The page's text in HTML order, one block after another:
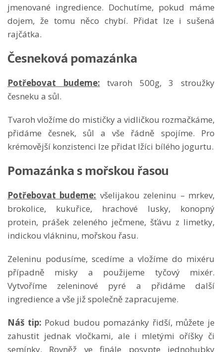
jmenované ingredience. Dochutíme, pokud máme
dojem, že tomu něco chybí. Přidat lze i sušená
rajčátka.
Česneková pomazánka
Potřebovat budeme: tvaroh 500g, 3 stroužky
česneku a sůl.
Tvaroh vložíme do mističky a vidličkou rozmačkáme,
přidáme česnek, sůl a vše řádně spojíme. Pro
krémovější konzistenci lze přidat lžíci bílého jogurtu.
Pomazánka s mořskou řasou
Potřebovat budeme: všelijakou zeleninu – mrkev,
brokolice, kukuřice, hrachové lusky, konopný
protein, prášek zeleného ječmene, šťávu z limetky,
indickou vlákninu, mořskou řasu.
Zeleninu podusíme, scedíme a vložíme do mixéru
případně misky a použijeme tyčový mixér.
Vytvoříme zeleninové pyré a přidáme další
ingredience a vše již společně zapracujeme.
Náš tip: Pokud budou pomazánky řidší, můžete je
zahustit jednak vločkami, ale i mletými oříšky či
semínky. Rovněž ve finále posypte jednohubky